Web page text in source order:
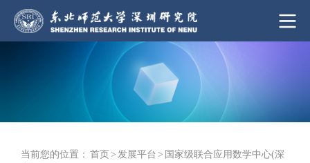
当前您的位置： 首页> 发展平台 > 国家级联合应用数学中心(深